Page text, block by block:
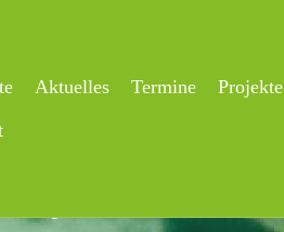
Aktuelles Termine Projekte